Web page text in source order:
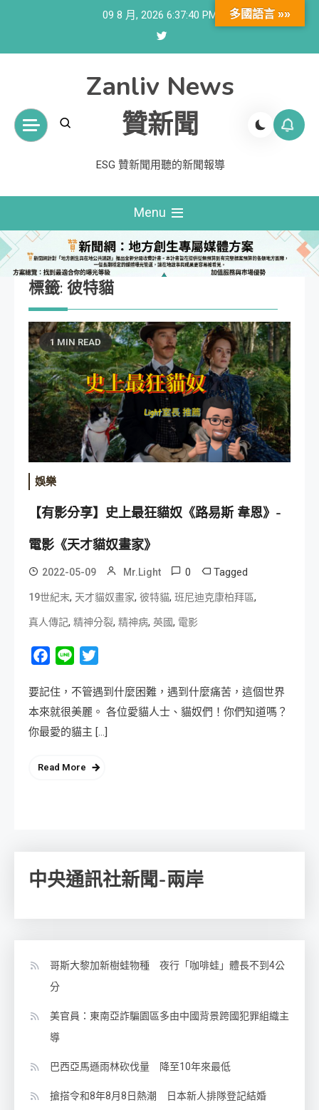
09 8 月, 2026 6:37:40 PM
Zanliv News
贊新聞
ESG 贊新聞用聽的新聞報導
Menu
標籤: 彼特貓
1 MIN READ
娛樂
【有影分享】史上最狂貓奴《路易斯 韋恩》-
電影《天才貓奴畫家》
2022-05-09 Mr.Light 0 Tagged
19世紀末, 天才貓奴畫家, 彼特貓, 班尼迪克康柏拜區,
真人傳記, 精神分裂, 精神病, 英國, 電影
Facebook
Line
要記住，不管遇到什麼困難，遇到什麼痛苦，這個世界
本來就很美麗。 各位愛貓人士、貓奴們！你們知道嗎？
你最愛的貓主 […]
Read More
中央通訊社新聞-兩岸
哥斯大黎加新樹蛙物種 夜行「咖啡蛙」體長不到4公
分
美官員：東南亞詐騙園區多由中國背景跨國犯罪組織主
導
巴西亞馬遜雨林砍伐量 降至10年來最低
搶搭令和8年8月8日熱潮 日本新人排隊登記結婚
多國語言 »»